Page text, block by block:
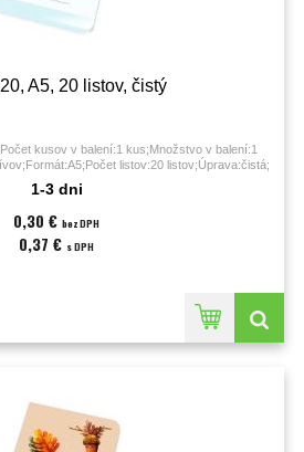
A5, 20 listov, čistý
kusov v balení:1 kus;Množstvo v balení:1
listov:20 listov;Úprava:čistá;
1-3 dni
0,30 € bez DPH
0,37 € s DPH